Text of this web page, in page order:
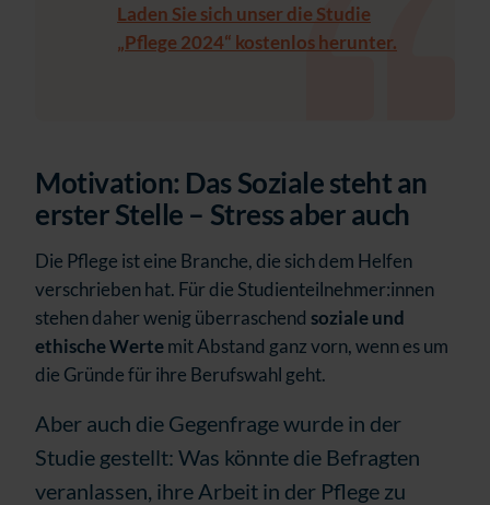
Laden Sie sich unser die Studie
„Pflege 2024“ kostenlos herunter.
Motivation: Das Soziale steht an
erster Stelle – Stress aber auch
Die Pflege ist eine Branche, die sich dem Helfen
verschrieben hat. Für die Studienteilnehmer:innen
stehen daher wenig überraschend soziale und
ethische Wertemit Abstand ganz vorn, wenn es um
die Gründe für ihre Berufswahl geht.
Aber auch die Gegenfrage wurde in der
Studie gestellt: Was könnte die Befragten
veranlassen, ihre Arbeit in der Pflege zu